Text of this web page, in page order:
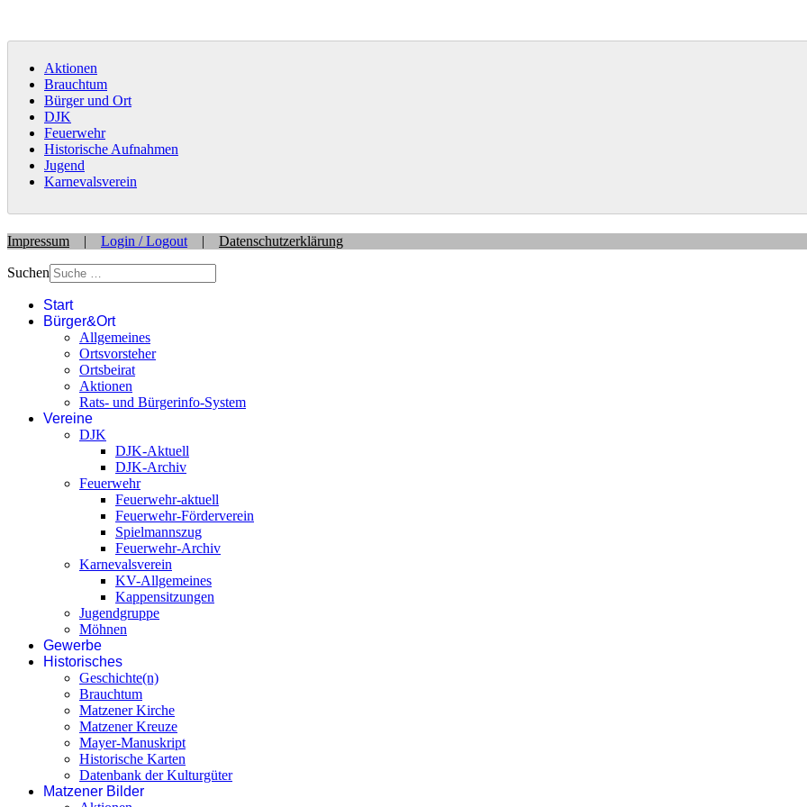
Aktionen
Brauchtum
Bürger und Ort
DJK
Feuerwehr
Historische Aufnahmen
Jugend
Karnevalsverein
Impressum | Login / Logout | Datenschutzerklärung
Suchen
Start
Bürger&Ort
Allgemeines
Ortsvorsteher
Ortsbeirat
Aktionen
Rats- und Bürgerinfo-System
Vereine
DJK
DJK-Aktuell
DJK-Archiv
Feuerwehr
Feuerwehr-aktuell
Feuerwehr-Förderverein
Spielmannszug
Feuerwehr-Archiv
Karnevalsverein
KV-Allgemeines
Kappensitzungen
Jugendgruppe
Möhnen
Gewerbe
Historisches
Geschichte(n)
Brauchtum
Matzener Kirche
Matzener Kreuze
Mayer-Manuskript
Historische Karten
Datenbank der Kulturgüter
Matzener Bilder